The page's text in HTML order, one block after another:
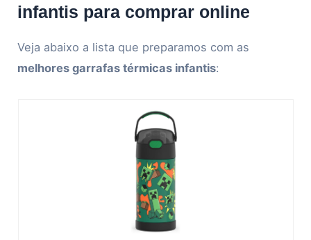
infantis para comprar online
Veja abaixo a lista que preparamos com as
melhores garrafas térmicas infantis: